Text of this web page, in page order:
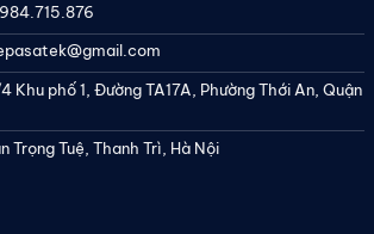
Khu phố 1, Đường TA17A, Phường Thới An, Quận
Trọng Tuệ, Thanh Trì, Hà Nội